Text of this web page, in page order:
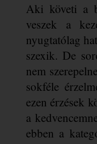
Aki követi a
veszek a
nyugtatólag
szexik. De
nem
sokféle
ezen érzések
a
ebben a